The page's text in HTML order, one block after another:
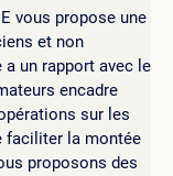
vous propose une
et non
a un rapport avec le
encadre
sur les
faciliter la montée
proposons des